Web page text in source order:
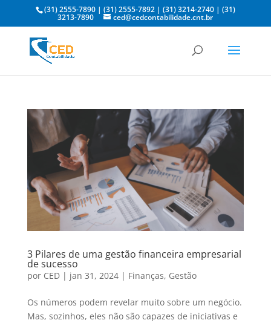
(31) 2555-7890| (31) 2555-7892| (31) 3214-2740| (31)
3213-7890 ced@cedcontabilidade.cnt.br
3 Pilares de uma gestão financeira empresarial
de sucesso
por CED| jan 31, 2024| Finanças, Gestão
Os números podem revelar muito sobre um negócio.
Mas, sozinhos, eles não são capazes de iniciativas e